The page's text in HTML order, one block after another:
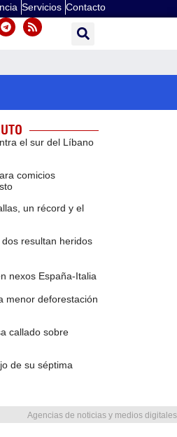
Servicios Contacto
el sur del Líbano
comicios
un récord y el
resultan heridos
nexos España-Italia
menor deforestación
callado sobre
de su séptima
Agencias de noticias y medios digitales